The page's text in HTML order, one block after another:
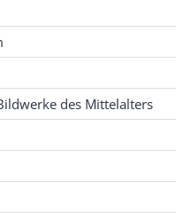
des Mittelalters